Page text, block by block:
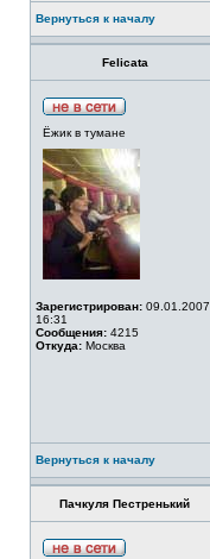
Вернуться к началу
Felicata
Ёжик в тумане
Зарегистрирован: 09.01.2007
16:31
Сообщения: 4215
Откуда: Москва
Вернуться к началу
Пачкуля Пестренький